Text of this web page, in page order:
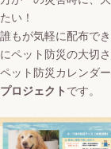
たい！
誰もが気軽に配布で
にペット防災の大切
ペット防災カレンダ
プロジェクト です。